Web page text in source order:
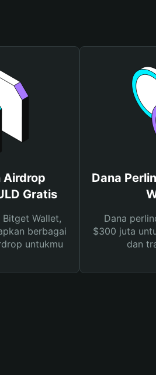
Airdrop
Gratis
Wallet,
berbagai
untukmu
Dana
Dana
$300 juta
dan